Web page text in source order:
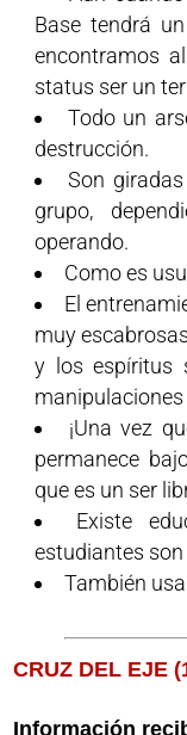
Base tendrá
encontramos
status ser un
Todo un
destrucción.
Son
grupo,
operando.
Como es
El
muy
y los espíritus
¡Una vez
permanece
que es un ser
Existe
estudiantes
También
CRUZ DEL EJE
Información